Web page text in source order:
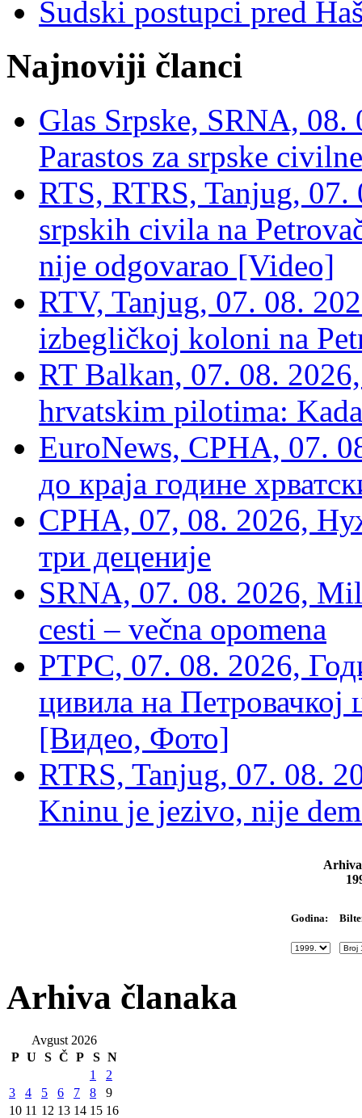
Sudski postupci pred
Najnoviji članci
Glas Srpske, SRNA,
Parastos za srpske
RTS, RTRS, Tanjug,
srpskih civila na
nije odgovarao [Video]
RTV, Tanjug, 07. 08.
izbegličkoj koloni na
RT Balkan, 07. 08.
hrvatskim pilotima:
EuroNews, СРНА, 07.
до краја године
СРНА, 07, 08. 2026,
три деценије
SRNA, 07. 08. 2026,
cesti – večna opomena
РТРС, 07. 08. 2026,
цивила на Петровачкој
[Видео, Фото]
RTRS, Tanjug, 07. 08.
Kninu je jezivo, nije
Godina:
Arhiva članaka
Avgust 2026
P U S Č P S N
1
2
3
4 5 6 7 8
9
10 11 12 13 14 15 16